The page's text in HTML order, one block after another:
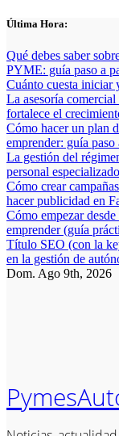
Saltar
contenido
Última Hora:
Qué debes saber
PYME: guía paso a
Cuánto cuesta iniciar
La asesoría
fortalece el
Cómo hacer un plan
emprender: guía paso
La gestión del
personal especializado
Cómo crear
hacer publicidad en
Cómo empezar
emprender (guía
Título SEO (con la
en la gestión de
Dom. Ago 9th, 2026